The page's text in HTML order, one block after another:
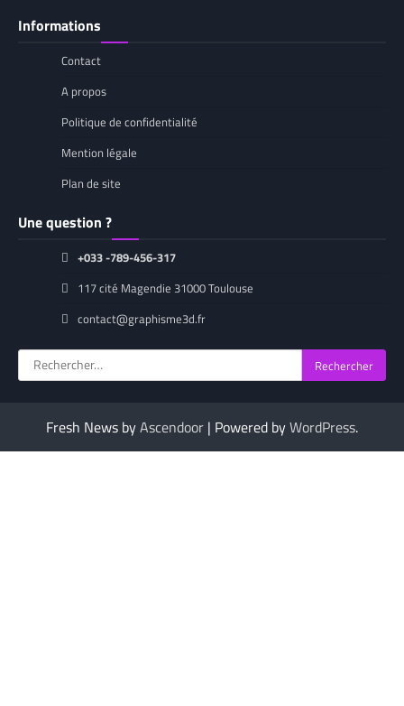
Informations
Contact
A propos
Politique de confidentialité
Mention légale
Plan de site
Une question ?
+033 -789-456-317
117 cité Magendie 31000 Toulouse
contact@graphisme3d.fr
Rechercher :
Fresh News byAscendoor | Powered byWordPress.